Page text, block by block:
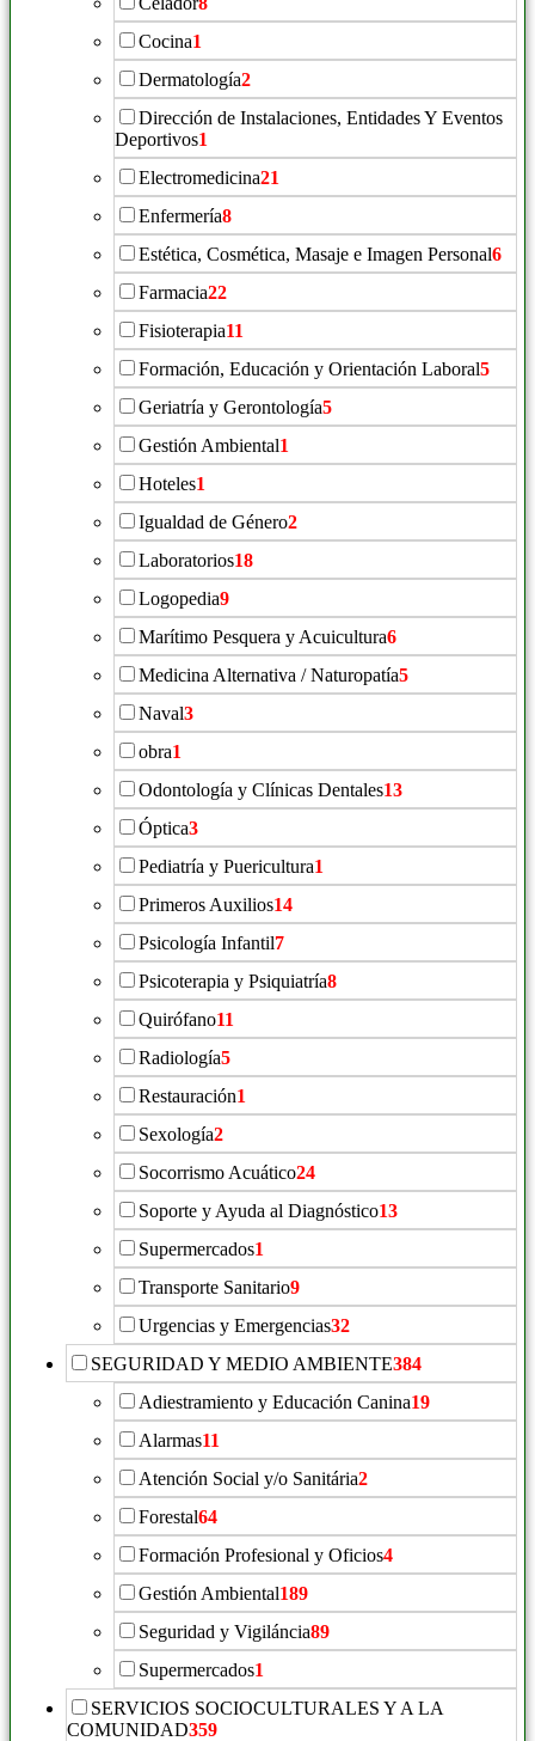
Cocina1
Dermatología2
Dirección de Instalaciones, Entidades Y Eventos
Deportivos1
Electromedicina21
Enfermería8
Estética, Cosmética, Masaje e Imagen Personal6
Farmacia22
Fisioterapia11
Formación, Educación y Orientación Laboral5
Geriatría y Gerontología5
Gestión Ambiental1
Hoteles1
Igualdad de Género2
Laboratorios18
Logopedia9
Marítimo Pesquera y Acuicultura6
Medicina Alternativa / Naturopatía5
Naval3
obra1
Odontología y Clínicas Dentales13
Óptica3
Pediatría y Puericultura1
Primeros Auxilios14
Psicología Infantil7
Psicoterapia y Psiquiatría8
Quirófano11
Radiología5
Restauración1
Sexología2
Socorrismo Acuático24
Soporte y Ayuda al Diagnóstico13
Supermercados1
Transporte Sanitario9
Urgencias y Emergencias32
SEGURIDAD Y MEDIO AMBIENTE384
Adiestramiento y Educación Canina19
Alarmas11
Atención Social y/o Sanitária2
Forestal64
Formación Profesional y Oficios4
Gestión Ambiental189
Seguridad y Vigiláncia89
Supermercados1
SERVICIOS SOCIOCULTURALES Y A LA
COMUNIDAD359